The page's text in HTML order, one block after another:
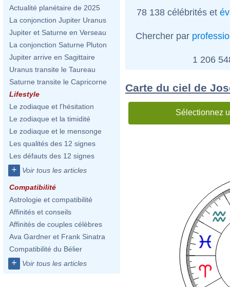
Actualité planétaire de 2025
La conjonction Jupiter Uranus
Jupiter et Saturne en Verseau
La conjonction Saturne Pluton
Jupiter arrive en Sagittaire
Uranus transite le Taureau
Saturne transite le Capricorne
Lifestyle
Le zodiaque et l'hésitation
Le zodiaque et la timidité
Le zodiaque et le mensonge
Les qualités des 12 signes
Les défauts des 12 signes
+ Voir tous les articles
Compatibilité
Astrologie et compatibilité
Affinités et conseils
Affinités de couples célèbres
Ava Gardner et Frank Sinatra
Compatibilité du Bélier
+ Voir tous les articles
78 138 célébrités et
Chercher par
1 206
Carte du ciel de
Sélectionnez